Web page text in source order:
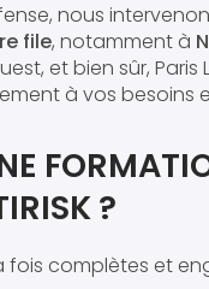
nous
file, notamment à
et bien sûr,
à vos besoins
?
complètes et